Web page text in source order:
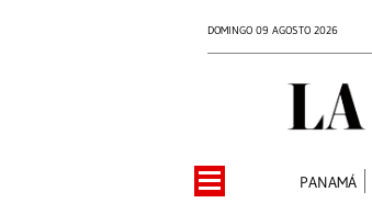
DOMINGO 09 AGOSTO 2026
PANAMÁ